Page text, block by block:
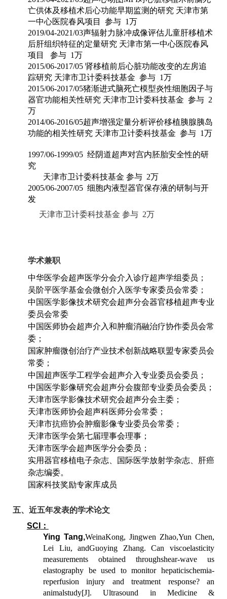
亡供体及移植术后心功能早期监测的研究 天津市第
一中心医院春风项目 参与 1万
2019/04-2021/03声辐射力脉冲成像评估儿童肝移植术
后肝组织特征的定量研究 天津市第一中心医院春风
项目 参与 1万
2015/06-2017/05 肾移植前后心脏功能改变的左房追
踪研究 天津市卫计委科技基金 参与 1万
2015/06-2017/05猪渐进式脑死亡模型炎性细胞因子与
器官功能相关性研究 天津市卫计委科技基金 参与 2
万
2014/06-2016/05超声增强定量分析评价移植胰腺胰岛
功能的相关性研究 天津市卫计委科技基金 参与 1万
1997/06-1999/05 经阴道超声对宫内胚胎安全性的研
究
天津市卫计委科技基金 参与 2万
2005/06-2007/05 细胞内液型器官保存液的研制与开
发
天津市卫计委科技基金 参与 2万
学术兼职
中华医学会超声医学分会介入诊疗超声学组委员；
吴阶平医学基金会微创介入医学专家委员会常委；
中国医学影像技术研究会超声分会器官移植超声专业
委员会常委
中国医师协会超声介入和肿瘤消融治疗协作委员会常
委；
国家肿瘤微创治疗产业技术创新战略联盟专家委员会
常委；
中国超声医学工程学会超声介入专业委员会委员；
中国医学影像研究会超声分会腹部专业委员会委员；
天津市医学影像技术研究会超声分会主委；
天津市医师协会超声科医师分会常委；
天津市抗癌协会肿瘤影像专业委员会常委；
天津市医学会第七届理事会理事；
天津市医学会超声医学分会委员；
实用器官移植电子杂志、国际医学放射学杂志、肝癌
杂志编委。
国家科技奖励专家库成员
五、近五年发表的学术论文
SCI
：
Ying Tang,WeinaKong, Jingwen Zhao,Yun Chen,
Lei Liu, andGuoying Zhang. Can viscoelasticity
measurements obtained throughshear-wave us
elastography be used to monitor hepaticischemia-
reperfusion injury and treatment response? an
animalstudy[J]. Ultrasound in Medicine &